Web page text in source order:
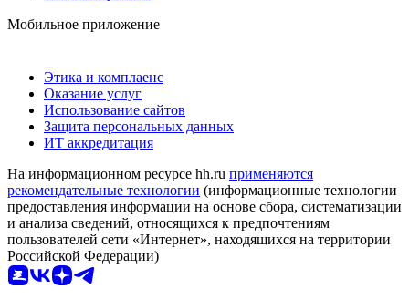
Мобильное приложение
Этика и комплаенс
Оказание услуг
Использование сайтов
Защита персональных данных
ИТ аккредитация
На информационном ресурсе hh.ru применяются
рекомендательные технологии (информационные технологии
предоставления информации на основе сбора, систематизации
и анализа сведений, относящихся к предпочтениям
пользователей сети «Интернет», находящихся на территории
Российской Федерации)